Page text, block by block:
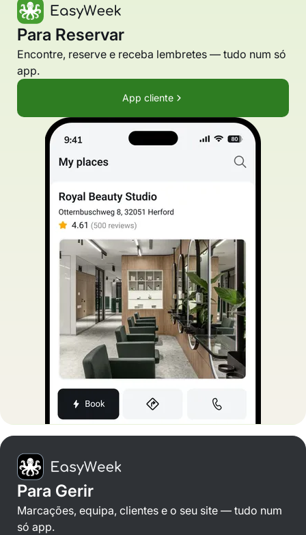
Para Reservar
Encontre, reserve e receba lembretes — tudo num só
app.
App cliente
Para Gerir
Marcações, equipa, clientes e o seu site — tudo num
só app.